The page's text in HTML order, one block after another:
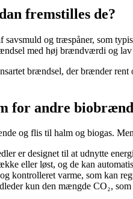
fremstilles de?
og træspåner, som
med høj brændværdi og
brændsel, der brænder
for andre
og flis til halm og biogas.
er designet til at udnytte
eller løst, og de kan
kontrolleret varme, som kan
kun den mængde CO₂,